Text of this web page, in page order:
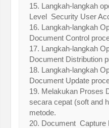
15. Langkah-langkah
Level Security User
16. Langkah-langkah
Document Control
17. Langkah-langkah
Document Distribution
18. Langkah-langkah
Document Update
19. Melakukan Proses
secara cepat (soft and
metode.
20. Document Capture